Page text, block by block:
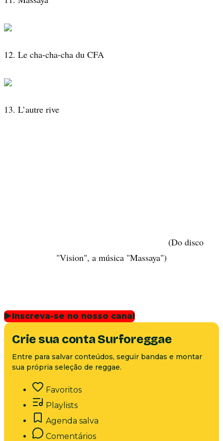
12. Le cha-cha-cha du CFA
13. L’autre rive
(Do disco
"Vision", a música "Massaya")
▶Inscreva-se no nosso canal
Crie sua conta Surforeggae
Entre para salvar conteúdos, seguir bandas e montar
sua própria seleção de reggae.
Favoritos
Playlists
Agenda salva
Comentários